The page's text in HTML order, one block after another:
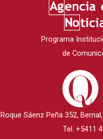
Programa
de
Roque Sáenz Peña 352,
Tel. +5411